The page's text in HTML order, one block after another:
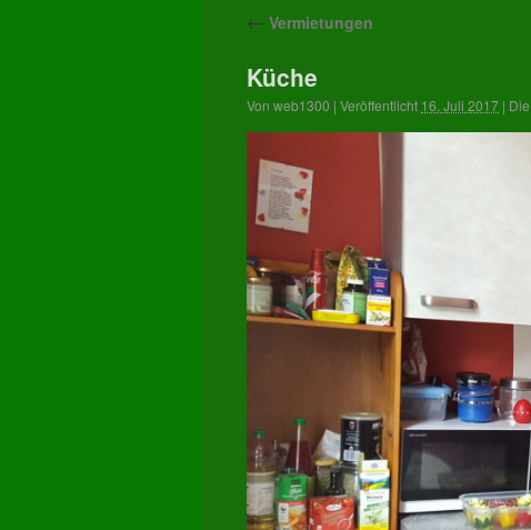
← Vermietungen
Küche
Von web1300 | Veröffentlicht 16. Juli 2017 |